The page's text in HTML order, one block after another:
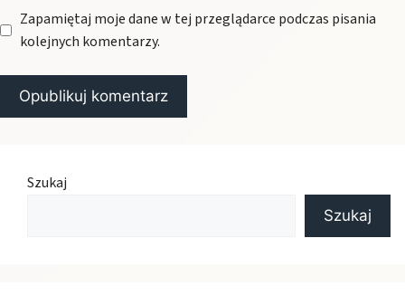
Zapamiętaj moje dane w tej przeglądarce podczas pisania
kolejnych komentarzy.
Szukaj
Szukaj